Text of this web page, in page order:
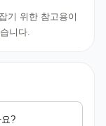
기 위한 참고용이
니다.
?